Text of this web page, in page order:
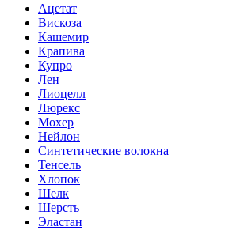
Ацетат
Вискоза
Кашемир
Крапива
Купро
Лен
Лиоцелл
Люрекс
Мохер
Нейлон
Синтетические волокна
Тенсель
Хлопок
Шелк
Шерсть
Эластан